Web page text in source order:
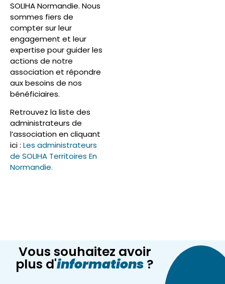
SOLIHA Normandie. Nous
sommes fiers de
compter sur leur
engagement et leur
expertise pour guider les
actions de notre
association et répondre
aux besoins de nos
bénéficiaires.
Retrouvez la liste des
administrateurs de
l’association en cliquant
ici : Les administrateurs
de SOLIHA Territoires En
Normandie.
Vous souhaitez avoir
plus d'informations ?